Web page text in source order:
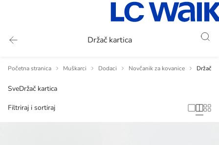
Držač kartica
Početna stranica Muškarci Dodaci Novčanik za kovanice Držač
SveDržač kartica
Filtriraj i sortiraj